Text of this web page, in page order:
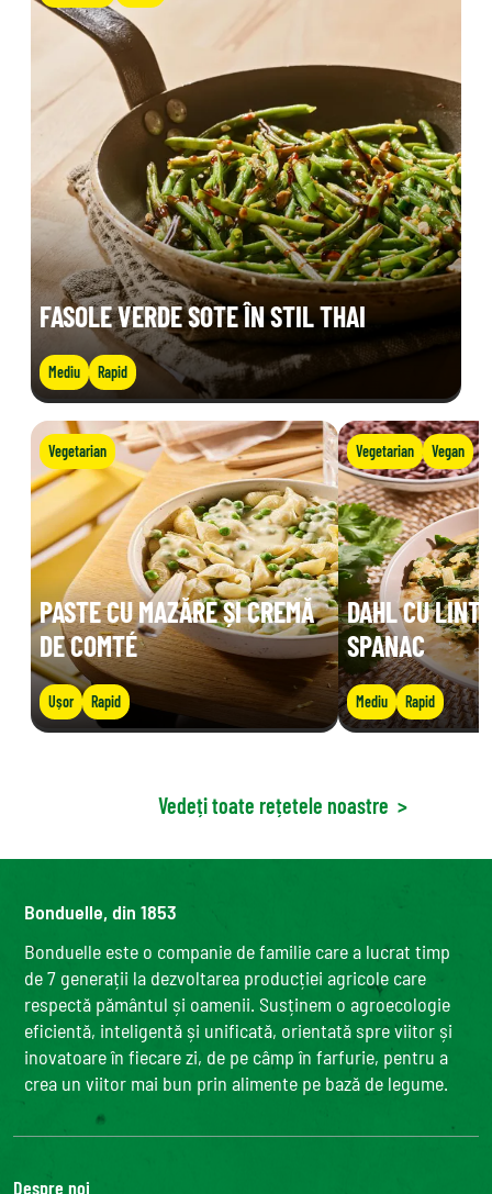
FASOLE VERDE SOTE ÎN STIL THAI
Mediu Rapid
Vegetarian
PASTE CU MAZĂRE ȘI CREMĂ
DE COMTÉ
Ușor Rapid
Vegetarian Vegan
DAHL CU
SPANAC
Mediu Rapid
Vedeți toate rețetele noastre >
Bonduelle, din 1853
Bonduelle este o companie de familie care a lucrat timp
de 7 generații la dezvoltarea producției agricole care
respectă pământul și oamenii. Susținem o agroecologie
eficientă, inteligentă și unificată, orientată spre viitor și
inovatoare în fiecare zi, de pe câmp în farfurie, pentru a
crea un viitor mai bun prin alimente pe bază de legume.
Despre noi